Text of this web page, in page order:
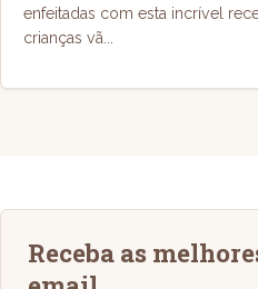
enfeitadas com esta incrível
crianças vã...
Receba as